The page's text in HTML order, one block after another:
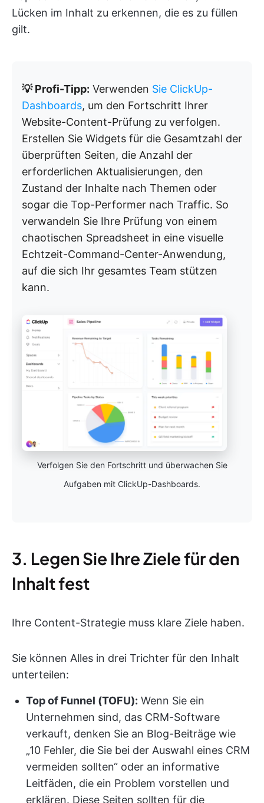
Lücken im Inhalt zu erkennen, die es zu füllen
gilt.
💡 Profi-Tipp: Verwenden Sie ClickUp-
Dashboards, um den Fortschritt Ihrer
Website-Content-Prüfung zu verfolgen.
Erstellen Sie Widgets für die Gesamtzahl der
überprüften Seiten, die Anzahl der
erforderlichen Aktualisierungen, den
Zustand der Inhalte nach Themen oder
sogar die Top-Performer nach Traffic. So
verwandeln Sie Ihre Prüfung von einem
chaotischen Spreadsheet in eine visuelle
Echtzeit-Command-Center-Anwendung,
auf die sich Ihr gesamtes Team stützen
kann.
Verfolgen Sie den Fortschritt und überwachen Sie
Aufgaben mit ClickUp-Dashboards.
3. Legen Sie Ihre Ziele für den
Inhalt fest
Ihre Content-Strategie muss klare Ziele haben.
Sie können Alles in drei Trichter für den Inhalt
unterteilen:
Top of Funnel (TOFU): Wenn Sie ein
Unternehmen sind, das CRM-Software
verkauft, denken Sie an Blog-Beiträge wie
„10 Fehler, die Sie bei der Auswahl eines CRM
vermeiden sollten“ oder an informative
Leitfäden, die ein Problem vorstellen und
erklären. Diese Seiten sollten für die